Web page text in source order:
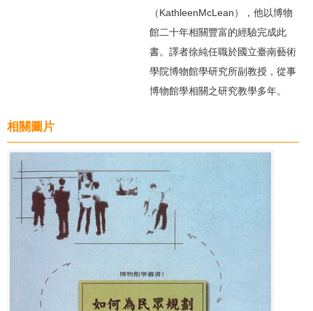
（KathleenMcLean），他以博物
館二十年相關豐富的經驗完成此
書。譯者徐純任職於國立臺南藝術
學院博物館學研究所副教授，從事
博物館學相關之研究教學多年。
相關圖片